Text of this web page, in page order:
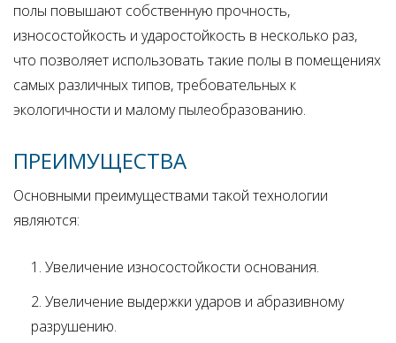
полы повышают собственную прочность,
износостойкость и ударостойкость в несколько раз,
что позволяет использовать такие полы в помещениях
самых различных типов, требовательных к
экологичности и малому пылеобразованию.
ПРЕИМУЩЕСТВА
Основными преимуществами такой технологии
являются:
Увеличение износостойкости основания.
Увеличение выдержки ударов и абразивному
разрушению.